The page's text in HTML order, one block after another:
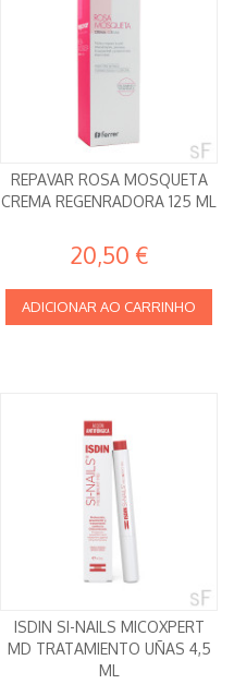
REPAVAR ROSA MOSQUETA
CREMA REGENRADORA 125 ML
20,50 €
ADICIONAR AO CARRINHO
ISDIN SI-NAILS MICOXPERT
MD TRATAMIENTO UÑAS 4,5
ML